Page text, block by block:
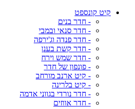
קיט קונספט
- חדר בנים
- חדר סנאי ובמבי
- חדר פנדה וג'ירפה
- חדר קשת בענן
- חדר שמש וירח
- פונפון של חדר
- קיט ארנב מורחב
- קיט בלרינה
- חדר נורדי בגווני אדמה
- חדר אווזים